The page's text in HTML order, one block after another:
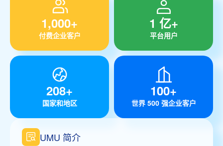
1,000+
付费企业客户
1 亿+
平台用户
208+
国家和地区
100+
世界 500 强企业客户
UMU 简介